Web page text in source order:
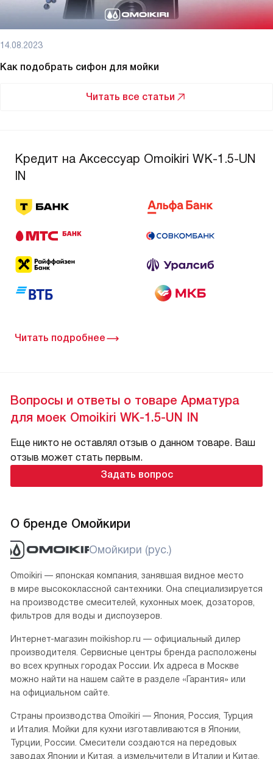
14.08.2023
Как подобрать сифон для мойки
Читать все статьи
Кредит на Аксессуар Omoikiri WK-1.5-UN
IN
Читать подробнее
Вопросы и ответы о товаре Арматура
для моек Omoikiri WK-1.5-UN IN
Еще никто не оставлял отзыв о данном товаре. Ваш
отзыв может стать первым.
Задать вопрос
О бренде Омойкири
Омойкири (рус.)
Omoikiri — японская компания, занявшая видное место
в мире высококлассной сантехники. Она специализируется
на производстве смесителей, кухонных моек, дозаторов,
фильтров для воды и диспоузеров.
Интернет-магазин moikishop.ru — официальный дилер
производителя. Сервисные центры бренда расположены
во всех крупных городах России. Их адреса в Москве
можно найти на нашем сайте в разделе «Гарантия» или
на официальном сайте.
Страны производства Omoikiri — Япония, Россия, Турция
и Италия. Мойки для кухни изготавливаются в Японии,
Турции, России. Смесители создаются на передовых
заводах Японии и Китая, а измельчители в Италии и Китае.